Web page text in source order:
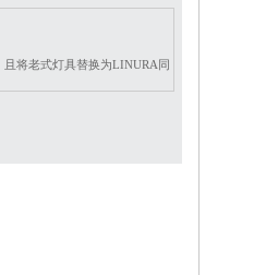
且将老式灯具替换为LINURA同